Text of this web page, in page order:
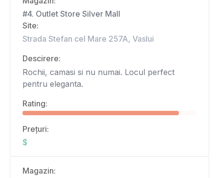
#4. Outlet Store Silver Mall
Site:
Strada Stefan cel Mare 257A, Vaslui
Descirere:
Rochii, camasi si nu numai. Locul perfect
pentru eleganta.
Rating:
Prețuri:
$
Magazin: